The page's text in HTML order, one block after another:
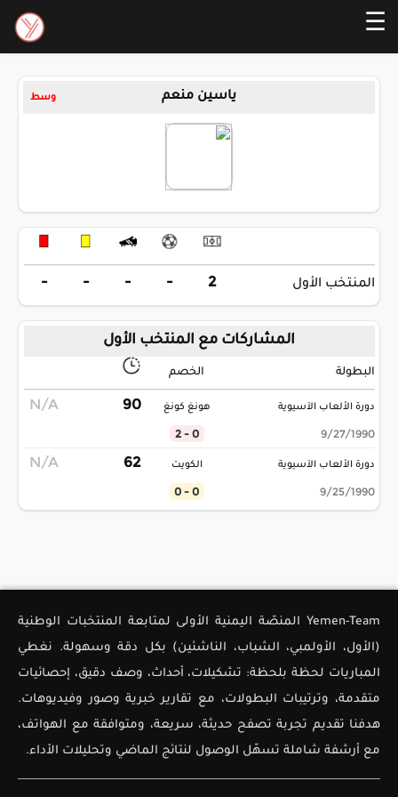
☰
ياسين منعم وسط
المنتخب الأول 2
-
-
-
-
المشاركات مع المنتخب الأول
البطولة الخصم
دورة الألعاب الآسيوية
9/27/1990
هونغ كونغ
0 - 2
90
N/A
دورة الألعاب الآسيوية
9/25/1990
الكويت
0 - 0
62
N/A
Yemen-Team المنصّة اليمنية الأولى لمتابعة المنتخبات الوطنية
(الأول، الأولمبي، الشباب، الناشئين) بكل دقة وسهولة. نغطي
المباريات لحظة بلحظة: تشكيلات، أحداث، وصف دقيق، إحصائيات
متقدمة، وترتيبات البطولات، مع تقارير خبرية وصور وفيديوهات.
هدفنا تقديم تجربة تصفح حديثة، سريعة، ومتوافقة مع الهواتف،
مع أرشفة شاملة تسهّل الوصول لنتائج الماضي وتحليلات الأداء.